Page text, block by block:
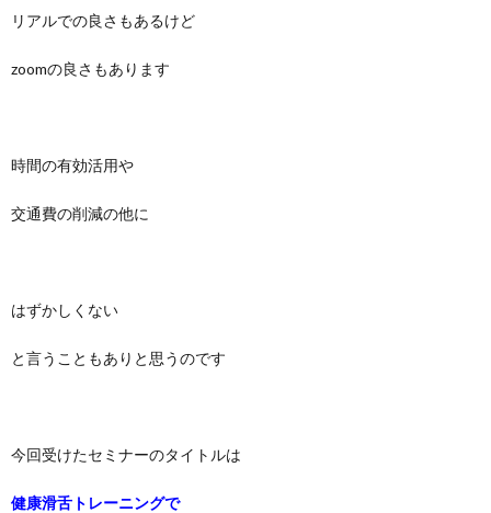
リアルでの良さもあるけど
zoomの良さもあります
時間の有効活用や
交通費の削減の他に
はずかしくない
と言うこともありと思うのです
今回受けたセミナーのタイトルは
健康滑舌トレーニングで